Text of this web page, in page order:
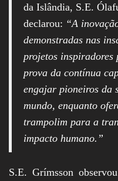
da Islândia, S.E.
declarou: “A
demonstradas nas
projetos inspiradores
prova da contínua
engajar pioneiros da
mundo, enquanto
trampolim para a
impacto humano.”
S.E. Grímsson